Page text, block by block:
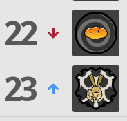
22
23